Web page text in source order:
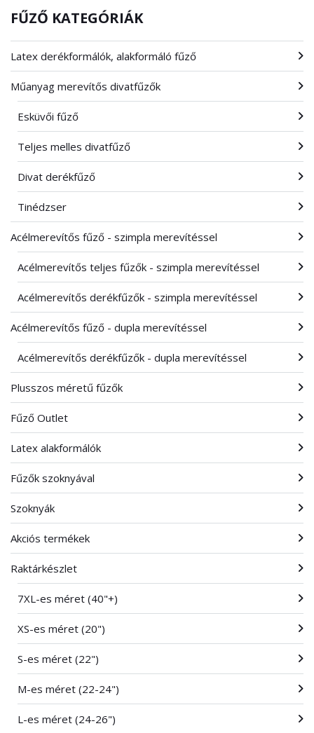
FŰZŐ KATEGÓRIÁK
Latex derékformálók, alakformáló fűző
Műanyag merevítős divatfűzők
Esküvői fűző
Teljes melles divatfűző
Divat derékfűző
Tinédzser
Acélmerevítős fűző - szimpla merevítéssel
Acélmerevítős teljes fűzők - szimpla merevítéssel
Acélmerevítős derékfűzők - szimpla merevítéssel
Acélmerevítős fűző - dupla merevítéssel
Acélmerevítős derékfűzők - dupla merevítéssel
Plusszos méretű fűzők
Fűző Outlet
Latex alakformálók
Fűzők szoknyával
Szoknyák
Akciós termékek
Raktárkészlet
7XL-es méret (40"+)
XS-es méret (20")
S-es méret (22")
M-es méret (22-24")
L-es méret (24-26")